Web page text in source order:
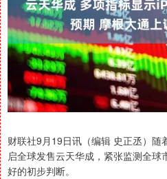
财联社9月19日讯（编辑 史正丞）
启全球发售云天华成，紧张监测全
好的初步判断。